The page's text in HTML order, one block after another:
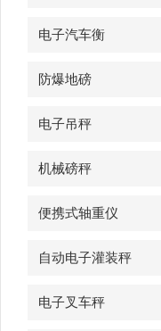
电子汽车衡
防爆地磅
电子吊秤
机械磅秤
便携式轴重仪
自动电子灌装秤
电子叉车秤